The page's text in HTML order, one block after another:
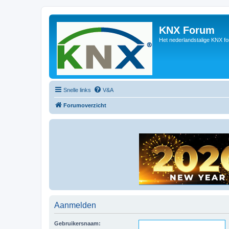
KNX Forum
Het nederlandstalige KNX
Snelle links V&A
Forumoverzicht
Aanmelden
Gebruikersnaam: